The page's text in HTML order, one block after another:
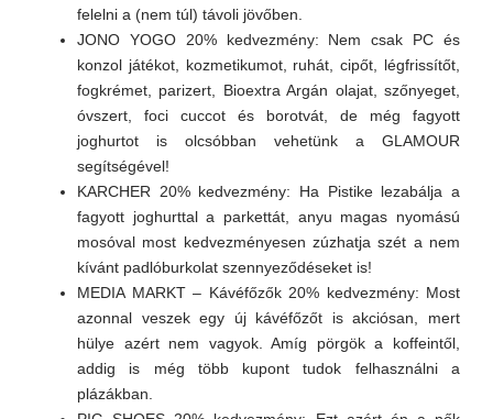
felelni a (nem túl) távoli jövőben.
JONO YOGO 20% kedvezmény: Nem csak PC és
konzol játékot, kozmetikumot, ruhát, cipőt, légfrissítőt,
fogkrémet, parizert, Bioextra Argán olajat, szőnyeget,
óvszert, foci cuccot és borotvát, de még fagyott
joghurtot is olcsóbban vehetünk a GLAMOUR
segítségével!
KARCHER 20% kedvezmény: Ha Pistike lezabálja a
fagyott joghurttal a parkettát, anyu magas nyomású
mosóval most kedvezményesen zúzhatja szét a nem
kívánt padlóburkolat szennyeződéseket is!
MEDIA MARKT – Kávéfőzők 20% kedvezmény: Most
azonnal veszek egy új kávéfőzőt is akciósan, mert
hülye azért nem vagyok. Amíg pörgök a koffeintől,
addig is még több kupont tudok felhasználni a
plázákban.